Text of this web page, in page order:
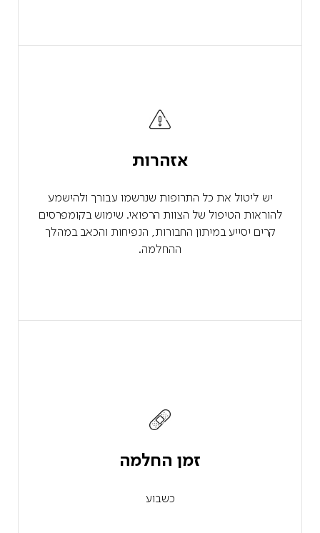
אזהרות
יש ליטול את כל התרופות שנרשמו עבורך ולהישמע
להוראות הטיפול של הצוות הרפואי. שימוש בקומפרסים
קרים יסייע במיתון החבורות, הנפיחות והכאב במהלך
ההחלמה.
זמן החלמה
כשבוע